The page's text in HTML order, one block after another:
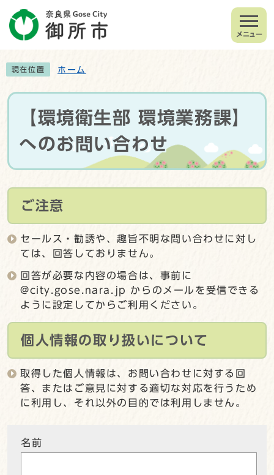
メニュー
現在位置 ホーム
【環境衛生部 環境業務課】
へのお問い合わせ
ご注意
セールス・勧誘や、趣旨不明な問い合わせに対し
ては、回答しておりません。
回答が必要な内容の場合は、事前に
@city.gose.nara.jp からのメールを受信できる
ように設定してからご利用ください。
個人情報の取り扱いについて
取得した個人情報は、お問い合わせに対する回
答、またはご意見に対する適切な対応を行うため
に利用し、それ以外の目的では利用しません。
名前